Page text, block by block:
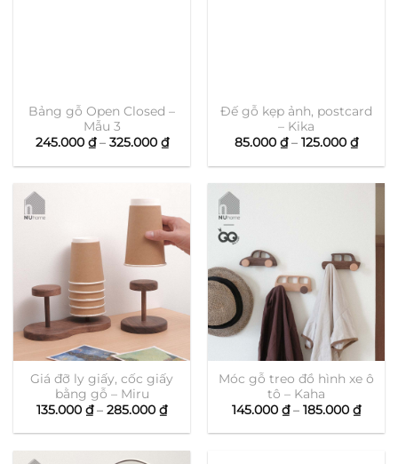
Bảng gỗ Open Closed –
Mẫu 3
245.000 ₫ – 325.000 ₫Khoảng
giá:
từ
325.000 ₫
Đế gỗ kẹp ảnh, postcard
– Kika
85.000 ₫ – 125.000 ₫
giá:
từ
đến
Giá đỡ ly giấy, cốc giấy
bằng gỗ – Miru
135.000 ₫ – 285.000 ₫Khoảng
giá:
từ
đến
Móc gỗ treo đồ hình xe ô
tô – Kaha
145.000 ₫ – 185.000 ₫
giá:
từ